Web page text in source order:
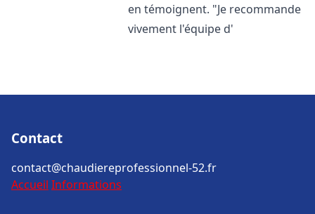
en témoignent. "Je recommande
vivement l'équipe d'
Contact
contact@chaudiereprofessionnel-52.fr
Accueil Informations